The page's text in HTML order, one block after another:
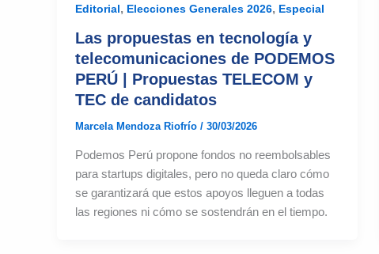
Editorial, Elecciones Generales 2026, Especial
Las propuestas en tecnología y
telecomunicaciones de PODEMOS
PERÚ | Propuestas TELECOM y
TEC de candidatos
Marcela Mendoza Riofrío / 30/03/2026
Podemos Perú propone fondos no reembolsables
para startups digitales, pero no queda claro cómo
se garantizará que estos apoyos lleguen a todas
las regiones ni cómo se sostendrán en el tiempo.